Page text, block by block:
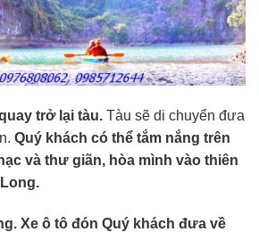
trở lại tàu. Tàu sẽ di chuyển đưa
Quý khách có thể tắm nắng trên
và thư giãn, hòa mình vào thiên
Xe ô tô đón Quý khách đưa về